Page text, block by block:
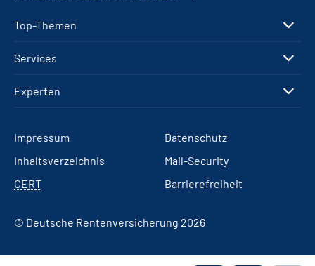
Top-Themen
Services
Experten
Impressum
Datenschutz
Inhaltsverzeichnis
Mail-Security
CERT
Barrierefreiheit
© Deutsche Rentenversicherung 2026